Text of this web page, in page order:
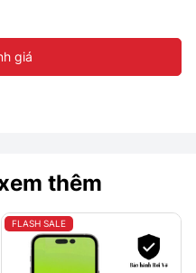
giá
thêm
FLASH SALE